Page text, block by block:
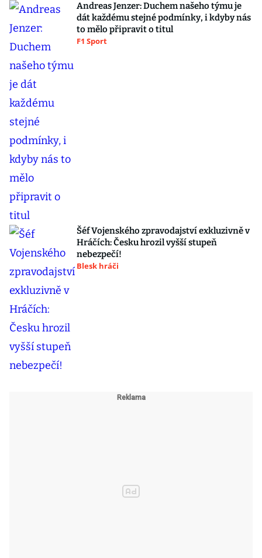
Andreas Jenzer: Duchem našeho týmu je
dát každému stejné podmínky, i kdyby nás
to mělo připravit o titul
F1 Sport
Šéf Vojenského zpravodajství exkluzivně v
Hráčích: Česku hrozil vyšší stupeň
nebezpečí!
Blesk hráči